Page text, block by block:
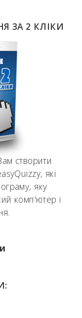
ЗА 2 КЛІКИ
створити
які
яку
комп'ютер і